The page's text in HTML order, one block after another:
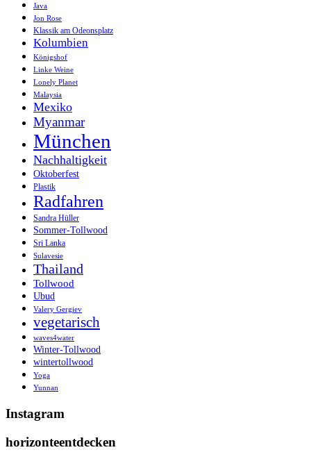
Java
Jon Rose
Klassik am Odeonsplatz
Kolumbien
Königshof
Linke Weine
Lonely Planet
Malaysia
Mexiko
Myanmar
München
Nachhaltigkeit
Oktoberfest
Plastik
Radfahren
Sandra Hüller
Sommer-Tollwood
Sri Lanka
Sulavesie
Thailand
Tollwood
Ubud
Valery Gergiev
vegetarisch
waves4water
Winter-Tollwood
wintertollwood
Yoga
Yunnan
Instagram
horizonteentdecken